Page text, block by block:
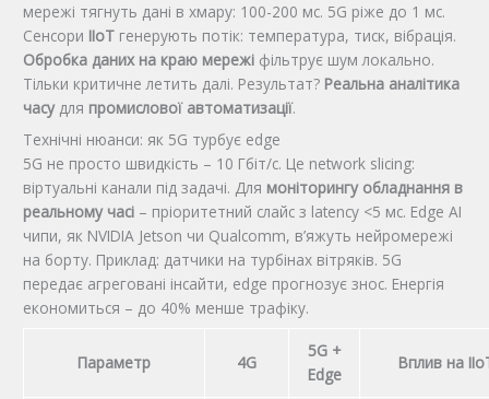
мережі тягнуть дані в хмару: 100-200 мс. 5G ріже до 1 мс.
Сенсори IIoT генерують потік: температура, тиск, вібрація.
Обробка даних на краю мережі фільтрує шум локально.
Тільки критичне летить далі. Результат? Реальна аналітика
часудля промислової автоматизації.
Технічні нюанси: як 5G турбує edge
5G не просто швидкість – 10 Гбіт/с. Це network slicing:
віртуальні канали під задачі. Для моніторингу обладнання в
реальному часі – пріоритетний слайс з latency <5 мс. Edge AI
чипи, як NVIDIA Jetson чи Qualcomm, в’яжуть нейромережі
на борту. Приклад: датчики на турбінах вітряків. 5G
передає агреговані інсайти, edge прогнозує знос. Енергія
економиться – до 40% менше трафіку.
Параметр 4G
5G +
Edge
Вплив на